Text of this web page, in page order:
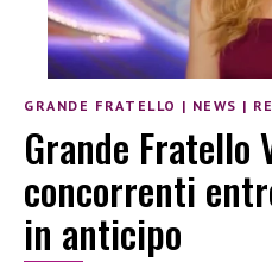
GRANDE FRATELLO | NEWS |
Grande Fratello
concorrenti
in anticipo